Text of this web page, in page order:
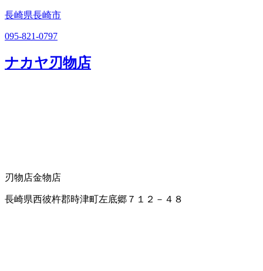
長崎県長崎市
095-821-0797
ナカヤ刃物店
刃物店金物店
長崎県西彼杵郡時津町左底郷７１２－４８